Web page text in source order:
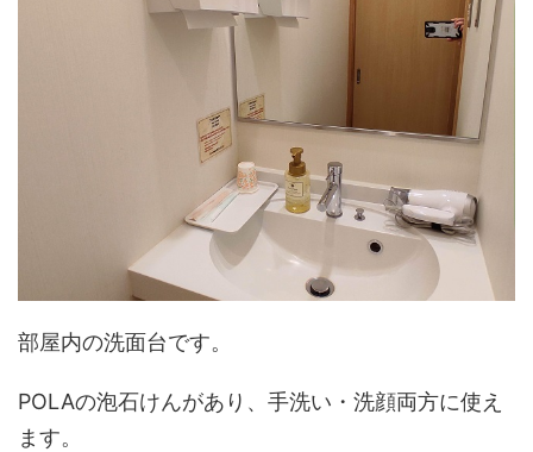
部屋内の洗面台です。
POLAの泡石けんがあり、手洗い・洗顔両方に使え
ます。